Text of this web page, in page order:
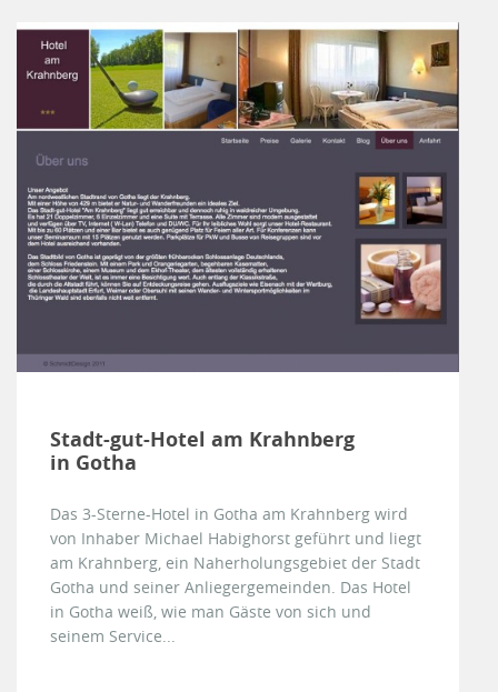
Stadt-gut-Hotel am Krahnberg
in Gotha
Das 3-Sterne-Hotel in Gotha am Krahnberg wird
von Inhaber Michael Habighorst geführt und liegt
am Krahnberg, ein Naherholungsgebiet der Stadt
Gotha und seiner Anliegergemeinden. Das Hotel
in Gotha weiß, wie man Gäste von sich und
seinem Service...